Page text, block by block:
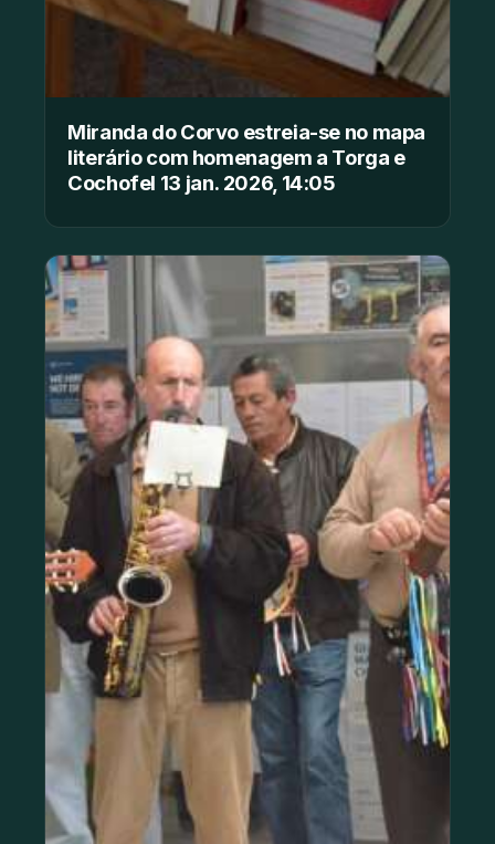
Miranda do Corvo estreia-se no mapa
literário com homenagem a Torga e
Cochofel 13 jan. 2026, 14:05